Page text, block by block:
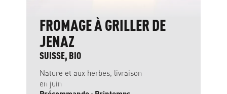
FROMAGE À GRILLER DE
JENAZ
SUISSE, BIO
Nature et aux herbes, livraison
en juin